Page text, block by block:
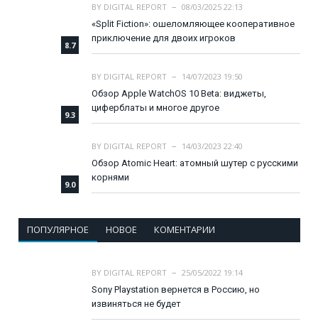
8.7
BY DIGITAL REPORT
08/03/2025 22:13
«Split Fiction»: ошеломляющее кооперативное
приключение для двоих игроков
9.3
BY DIGITAL REPORT
14/07/2023 19:50
Обзор Apple WatchOS 10 Beta: виджеты,
циферблаты и многое другое
9.0
BY DIGITAL REPORT
14/03/2023 22:40
Обзор Atomic Heart: атомный шутер с русскими
корнями
ПОПУЛЯРНОЕ НОВОЕ КОМЕНТАРИИ
BY DIGITAL REPORT
25/05/2022 19:14
Sony Playstation вернется в Россию, но
извиняться не будет